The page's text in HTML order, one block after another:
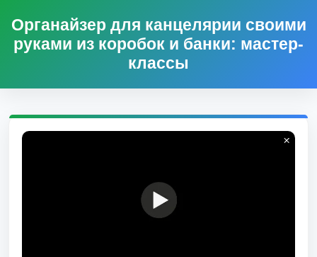
Органайзер для канцелярии своими
руками из коробок и банки: мастер-
классы